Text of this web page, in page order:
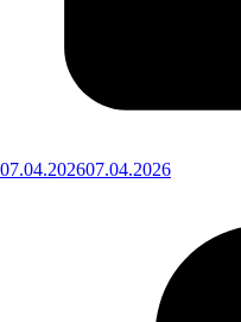
07.04.202607.04.2026